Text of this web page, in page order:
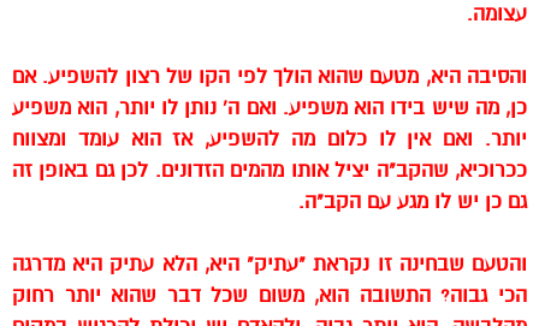
עצומה.
והסיבה היא, מטעם שהוא הולך לפי הקו של רצון להשפיע. אם
כן, מה שיש בידו הוא משפיע. ואם ה' נותן לו יותר, הוא משפיע
יותר. ואם אין לו כלום מה להשפיע, אז הוא עומד ומצווח
ככרוכיא, שהקב"ה יציל אותו מהמים הזדונים. לכן גם באופן זה
גם כן יש לו מגע עם הקב"ה.
והטעם שבחינה זו נקראת "עתיק" היא, הלא עתיק היא מדרגה
הכי גבוה? התשובה הוא, משום שכל דבר שהוא יותר רחוק